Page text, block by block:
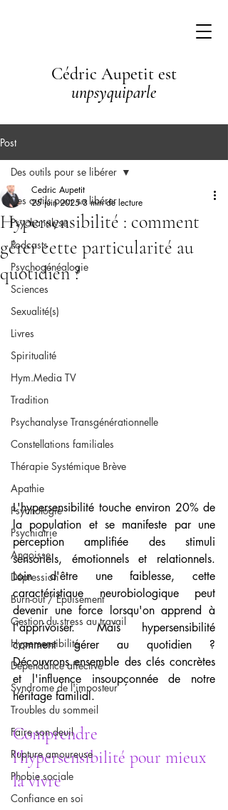
Cédric Aupetit est
unpsyquiparle
Post
Des outils pour se libérer
Psychanalyse
Podcasts
Psychogénéalogie
Sciences
Sexualité(s)
Livres
Spiritualité
Hym.Media TV
Tradition
Psychanalyse Transgénérationnelle
Constellations familiales
Thérapie Systémique Brève
Apathie
Psychologie
Psychiatrie
Angoisse
Dépression
Burn-out / Épuisement
Gestion du stress au travail
Hypersensibilité
Dépendance affective
Syndrome de l'imposteur
Troubles du sommeil
Faire son deuil
Rupture amoureuse
Phobie sociale
Confiance en soi
Des outils pour se libérer
Hypersensibilité : comment
gérer cette particularité au
quotidien ?
Cedric Aupetit
25 juin 2025 3 min de lecture
L'hypersensibilité touche environ 20% de
la population et se manifeste par une
perception amplifiée des stimuli
sensoriels, émotionnels et relationnels.
Loin d'être une faiblesse, cette
caractéristique neurobiologique peut
devenir une force lorsqu'on apprend à
l'apprivoiser. Mais hypersensibilité
comment gérer au quotidien ?
Découvrons ensemble des clés concrètes
et l'influence insoupçonnée de notre
héritage familial.
Comprendre
l'hypersensibilité pour mieux
la vivre